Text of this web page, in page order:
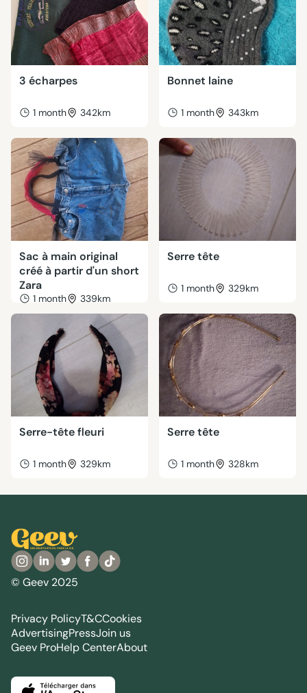
3 écharpes
1 month 342km
Bonnet laine
1 month 343km
Sac à main original
créé à partir d'un short
Zara
1 month 339km
Serre tête
1 month 329km
Serre-tête fleuri
1 month 329km
Serre tête
1 month 328km
© Geev 2025
Privacy PolicyT&CCookies
AdvertisingPressJoin us
Geev ProHelp CenterAbout